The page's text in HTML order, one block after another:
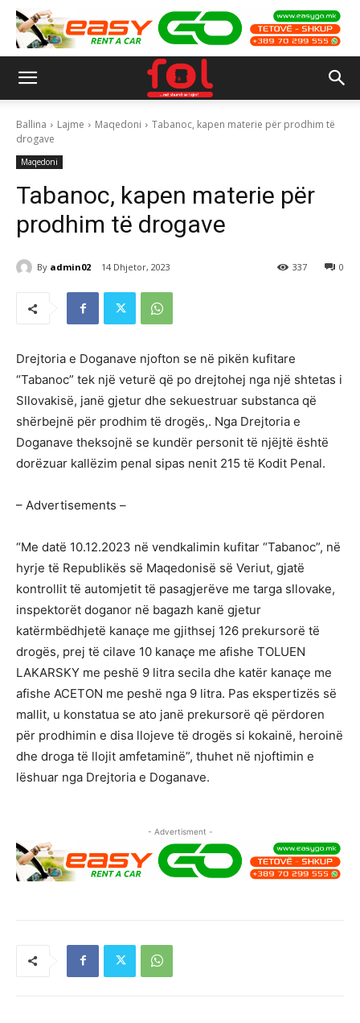
Ballina Lajme Maqedoni
Tabanoc, kapen materie për prodhim të
drogave
Maqedoni
Tabanoc, kapen materie për
prodhim të drogave
By admin02 14 Dhjetor, 2023 0
337
Drejtoria e Doganave njofton se në pikën kufitare
“Tabanoc” tek një veturë që po drejtohej nga një shtetas i
Sllovakisë, janë gjetur dhe sekuestruar substanca që
shërbejnë për prodhim të drogës,. Nga Drejtoria e
Doganave theksojnë se kundër personit të njëjtë është
dorëzuar kallëzim penal sipas nenit 215 të Kodit Penal.
– Advertisements –
“Me datë 10.12.2023 në vendkalimin kufitar “Tabanoc”, në
hyrje të Republikës së Maqedonisë së Veriut, gjatë
kontrollit të automjetit të pasagjerëve me targa sllovake,
inspektorët doganor në bagazh kanë gjetur
katërmbëdhjetë kanaçe me gjithsej 126 prekursorë të
drogës, prej të cilave 10 kanaçe me afishe TOLUEN
LAKARSKY me peshë 9 litra secila dhe katër kanaçe me
afishe ACETON me peshë nga 9 litra. Pas ekspertizës së
mallit, u konstatua se ato janë prekursorë që përdoren
për prodhimin e disa llojeve të drogës si kokainë, heroinë
dhe droga të llojit amfetaminë”, thuhet në njoftimin e
lëshuar nga Drejtoria e Doganave.
- Advertisment -